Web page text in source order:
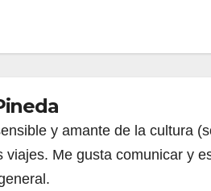
y amante de la cultura
viajes. Me gusta comunicar y